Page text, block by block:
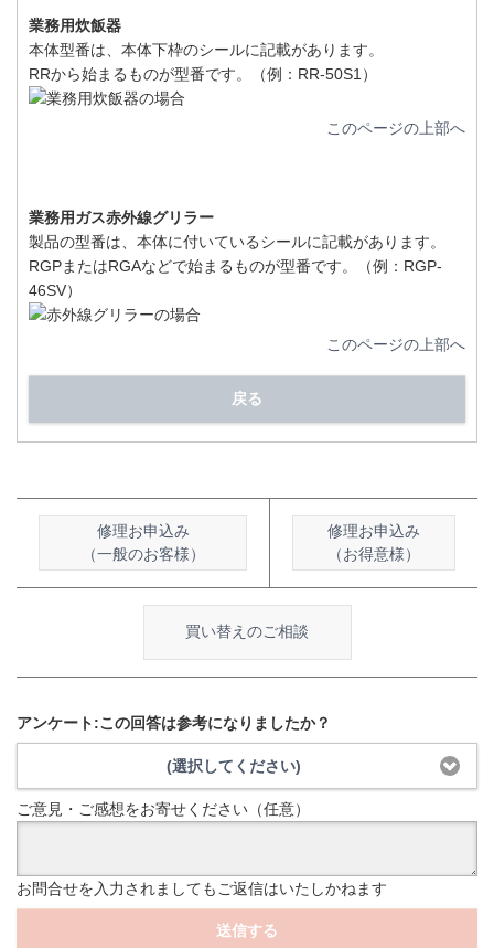
業務用炊飯器
本体型番は、本体下枠のシールに記載があります。
RRから始まるものが型番です。（例：RR-50S1）
このページの上部へ
業務用ガス赤外線グリラー
製品の型番は、本体に付いているシールに記載があります。
RGPまたはRGAなどで始まるものが型番です。（例：RGP-
46SV）
このページの上部へ
戻る
修理お申込み
（一般のお客様）
修理お申込み
（お得意様）
買い替えのご相談
アンケート:この回答は参考になりましたか？
(選択してください)
ご意見・ご感想をお寄せください（任意）
お問合せを入力されましてもご返信はいたしかねます
送信する